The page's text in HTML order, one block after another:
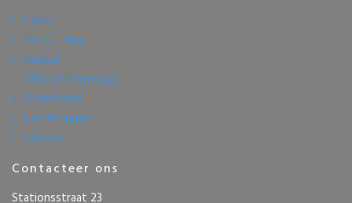
Home
Verwarming
Sanitair
Schoorsteenvegen
Onderhoud
Herstellingen
Contact
Contacteer ons
Stationsstraat 23